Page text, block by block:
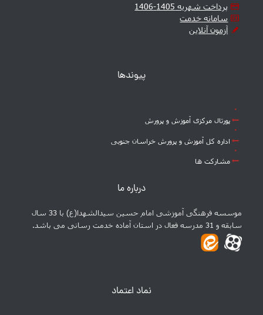
پرداخت شهریه 1405-1406
سامانه خدمت
آزمون آنلاین
پیوندها
پورتال مرکزی آموزش و پرورش
اداره کل آموزش و پرورش خراسان جنوبی
مشارکت ها
درباره ما
موسسه فرهنگی آموزشی امام حسین سیدالشهدا(ع) با 33 سال
سابقه و 31 مدرسه فعال در استان آماده خدمت رسانی می باشد.
نماد اعتماد